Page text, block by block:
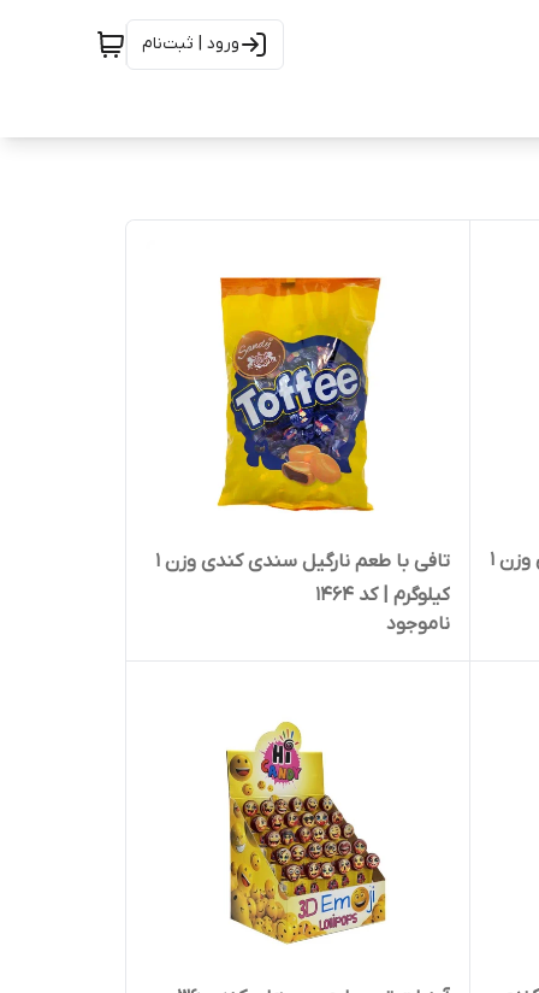
ورود | ثبت‌نام
تافی با طعم زنجبیل سندی کندی وزن 1
تافی با طعم نارگیل سندی کندی وزن 1
کیلوگرم | کد 1464
ناموجود